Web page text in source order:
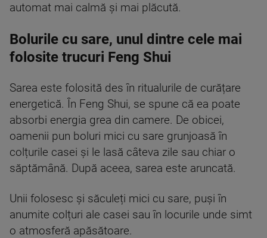
automat mai calmă și mai plăcută.
Bolurile cu sare, unul dintre cele mai
folosite trucuri Feng Shui
Sarea este folosită des în ritualurile de curățare
energetică. În Feng Shui, se spune că ea poate
absorbi energia grea din camere. De obicei,
oamenii pun boluri mici cu sare grunjoasă în
colțurile casei și le lasă câteva zile sau chiar o
săptămână. După aceea, sarea este aruncată.
Unii folosesc și săculeți mici cu sare, puși în
anumite colțuri ale casei sau în locurile unde simt
o atmosferă apăsătoare.